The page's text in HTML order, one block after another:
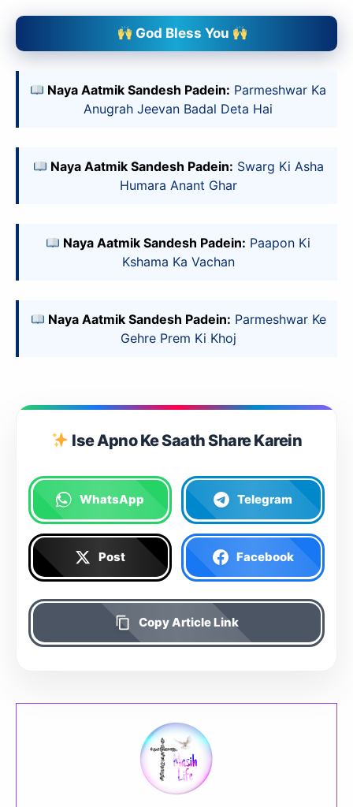
God Bless You
Naya Aatmik Sandesh Padein: Parmeshwar Ka
Anugrah Jeevan Badal Deta Hai
Naya Aatmik Sandesh Padein: Swarg Ki Asha
Humara Anant Ghar
Naya Aatmik Sandesh Padein: Paapon Ki
Kshama Ka Vachan
Naya Aatmik Sandesh Padein: Parmeshwar Ke
Gehre Prem Ki Khoj
Ise Apno Ke Saath Share Karein
WhatsApp Telegram
Post Facebook
Copy Article Link